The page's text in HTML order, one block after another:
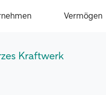
Vermögen
Kraftwerk